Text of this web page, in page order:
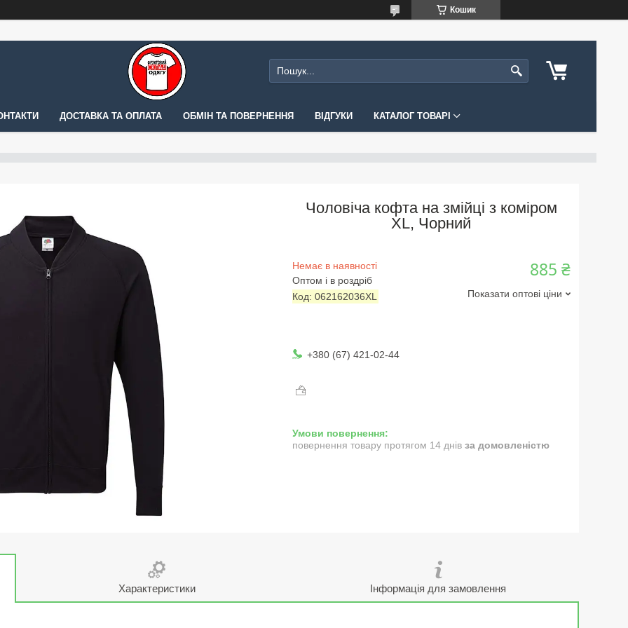
Кошик
ДОСТАВКА ТА ОПЛАТА ОБМІН ТА ПОВЕРНЕННЯ ВІДГУКИ КАТАЛОГ ТОВАРІ
Чоловіча кофта на змійці з коміром
XL, Чорний
Немає в наявності
Оптом і в роздріб
Код: 062162036XL
885 ₴
Показати оптові ціни
+380 (67) 421-02-44
повернення товару протягом 14 днів за домовленістю
Характеристики Інформація для замовлення